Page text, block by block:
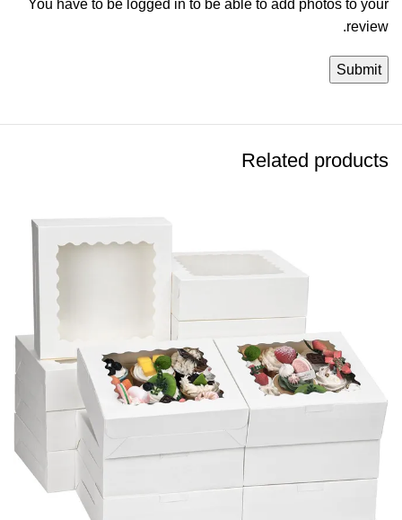
You have to be logged in to be able to add photos to your
review.
Related products